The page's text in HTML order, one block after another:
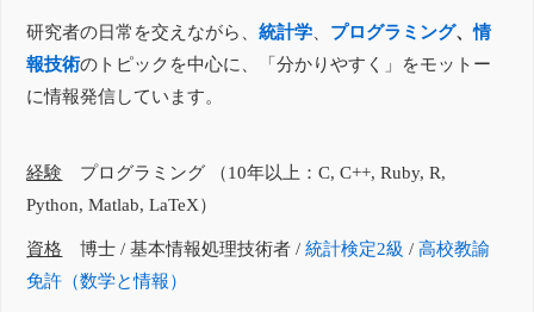
研究者の日常を交えながら、統計学 プログラミング、情
報技術のトピックを中心に、「分かりやすく」をモットー
に情報発信しています。
経験 プログラミング （10年以上：C, C++, Ruby, R,
Python, Matlab, LaTeX）
資格 博士 / 基本情報処理技術者 /統計検定2級 /高校教諭
免許（数学と情報）